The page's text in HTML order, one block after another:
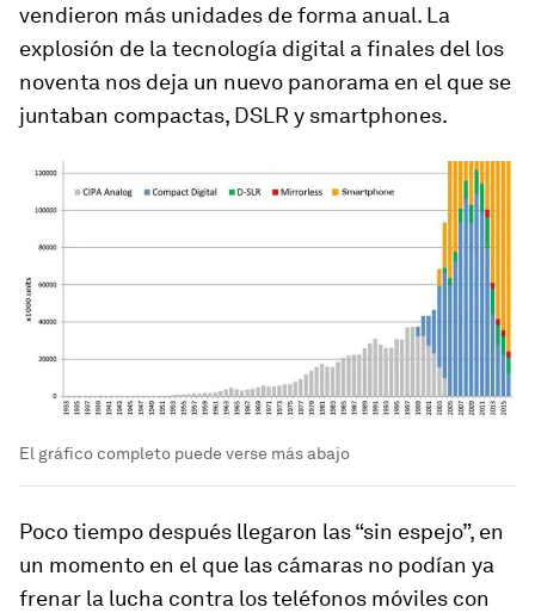
vendieron más unidades de forma anual. La
explosión de la tecnología digital a finales del los
noventa nos deja un nuevo panorama en el que se
juntaban compactas, DSLR y smartphones.
El gráfico completo puede verse más abajo
Poco tiempo después llegaron las “sin espejo”, en
un momento en el que las cámaras no podían ya
frenar la lucha contra los teléfonos móviles con